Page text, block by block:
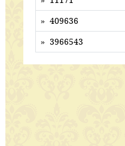
» 409636
» 3966543